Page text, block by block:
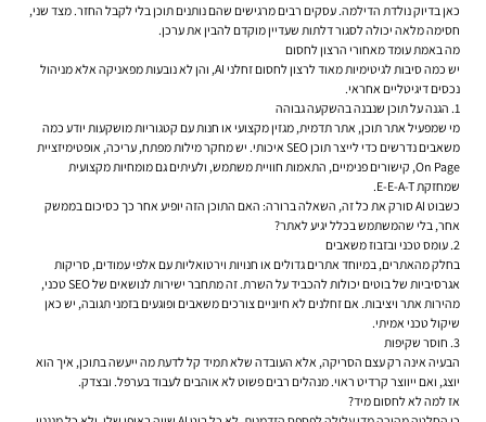
כאן בדיוק נולדת הדילמה. עסקים רבים מרגישים שהם נותנים תוכן בלי לקבל החזר. מצד שני,
חסימה מלאה יכולה לסגור דלתות שעדיין מוקדם להבין את ערכן.
מה באמת עומד מאחורי הרצון לחסום
יש כמה סיבות לגיטימיות מאוד לרצון לחסום זחלני AI, והן לא נובעות מפאניקה אלא מניהול
נכסים דיגיטליים אחראי.
1. הגנה על תוכן שנבנה בהשקעה גבוהה
מי שמפעיל אתר תוכן, אתר תדמית, מגזין מקצועי או חנות עם קטגוריות מושקעות יודע כמה
משאבים נדרשים כדי לייצר תוכן SEO איכותי. יש מחקר מילות מפתח, עריכה, אופטימיזציית
On Page, קישורים פנימיים, התאמות חוויית משתמש, ולעיתים גם מומחיות מקצועית
שמחזקת E-E-A-T.
כשבוט AI סורק את כל זה, השאלה ברורה: האם התוכן הזה יופיע אחר כך כסיכום בממשק
אחר, בלי שהמשתמש בכלל יגיע לאתר?
2. עומס טכני ובזבוז משאבים
בחלק מהאתרים, במיוחד אתרים גדולים או חנויות וירטואליות עם אלפי עמודים, סריקות
אגרסיביות של בוטים יכולות להכביד על השרת. זה מתחבר ישירות לנושאים של SEO טכני,
מהירות אתר ויציבות. אם זחלנים לא חיוניים צורכים משאבים ופוגעים בזמני תגובה, יש כאן
שיקול טכני אמיתי.
3. חוסר שקיפות
הבעיה אינה רק עצם הסריקה, אלא העובדה שלא תמיד קל לדעת מה ייעשה בתוכן, איך הוא
יוצג, ואם ייווצר קרדיט ראוי. מנהלים רבים פשוט לא אוהבים לעבוד בערפל. ובצדק.
אז למה לא לחסום מיד?